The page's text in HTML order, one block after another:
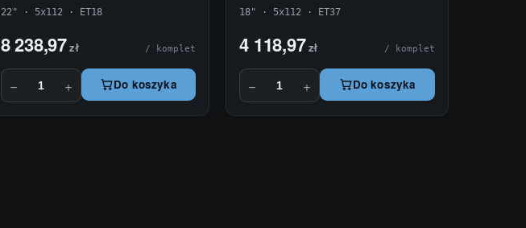
22" · 5x112 · ET18
8 238,97zł / komplet
− + Do koszyka
18" · 5x112 · ET37
4 118,97zł / komplet
− + Do koszyka